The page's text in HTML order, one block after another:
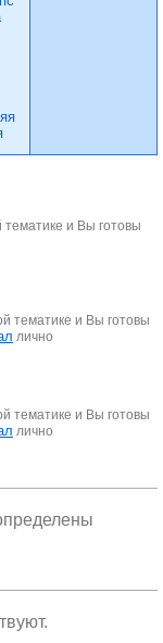
и Вы готовы
тематике и Вы готовы
лично
тематике и Вы готовы
лично